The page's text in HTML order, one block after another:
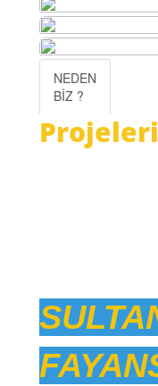
NEDEN
BİZ ?